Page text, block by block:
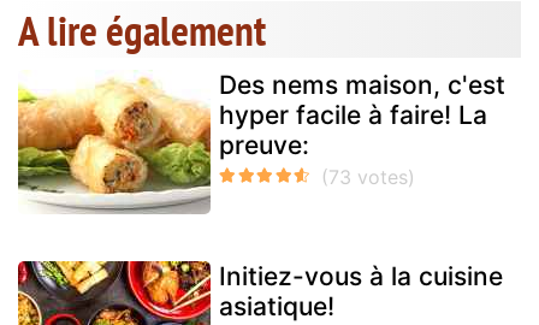
A lire également
Des nems maison, c'est
hyper facile à faire! La
preuve:
Initiez-vous à la cuisine
asiatique!